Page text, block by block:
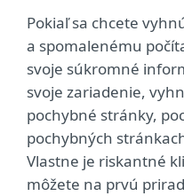
Pokiaľ sa chcete
a spomalenému
svoje súkromné
svoje zariadenie,
pochybné stránky,
pochybných
Vlastne je riskantné
môžete na prvú